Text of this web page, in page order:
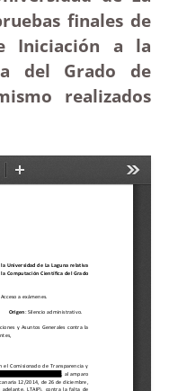
finales de
Iniciación a la
del Grado de
realizados